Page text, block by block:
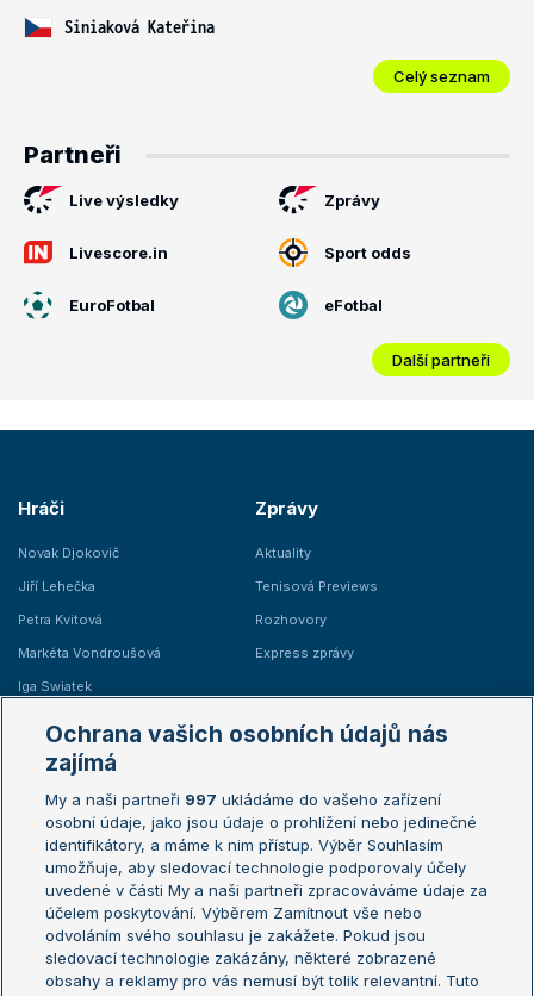
Siniaková Kateřina
Celý seznam
Partneři
Live výsledky Zprávy
Livescore.in Sport odds
EuroFotbal eFotbal
Další partneři
Hráči
Novak Djokovič
Jiří Lehečka
Petra Kvitová
Markéta Vondroušová
Iga Swiatek
Zprávy
Aktuality
Tenisová Previews
Rozhovory
Express zprávy
Žebříčky
Žebříček ATP (muži)
Žebříček WTA (ženy)
Sázkařský žebříček
Australian Open
French Open
Wimbledon
US Open
Turnaj mistrů
Turnaj mistryň
Ochrana vašich osobních údajů nás
zajímá
My a naši partneři 997 ukládáme do vašeho zařízení
osobní údaje, jako jsou údaje o prohlížení nebo jedinečné
identifikátory, a máme k nim přístup. Výběr Souhlasím
umožňuje, aby sledovací technologie podporovaly účely
uvedené v části My a naši partneři zpracováváme údaje za
účelem poskytování. Výběrem Zamítnout vše nebo
odvoláním svého souhlasu je zakážete. Pokud jsou
sledovací technologie zakázány, některé zobrazené
obsahy a reklamy pro vás nemusí být tolik relevantní. Tuto